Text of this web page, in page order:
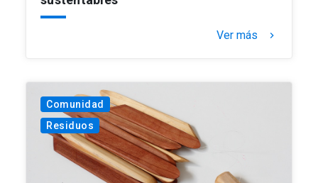
Ver más keyboard_arrow_right
Comunidad
Residuos